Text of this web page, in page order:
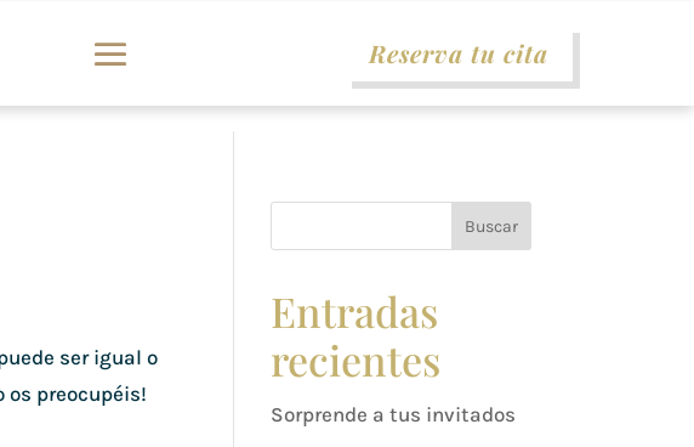
Reserva tu cita
ser igual o
os preocupéis!
Buscar
Entradas
recientes
Sorprende a tus invitados